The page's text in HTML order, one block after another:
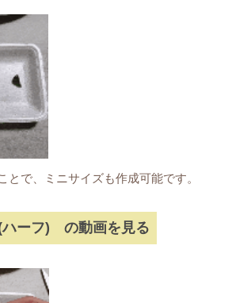
とで、ミニサイズも作成可能です。
ハーフ) の動画を見る